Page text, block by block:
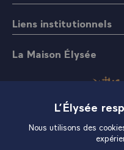
Liens institutionnels
La Maison Élysée
L’Élysée
Nous utilisons des